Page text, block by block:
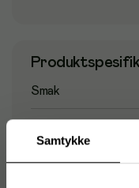
Samtykke
Smak
Løs te